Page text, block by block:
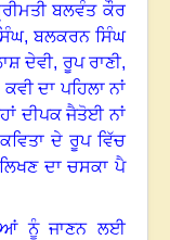
ਬਲਵੰਤ ਕੌਰ
,ਬਲਕਰਨ ਸਿੰਘ
ਦੇਵੀ, ਰੂਪ ਰਾਣੀ,
ਕਵੀ ਦਾ ਪਹਿਲਾ ਨਾਂ
ਦੀਪਕ ਜੈਤੋਈ ਨਾਂ
ਦੇ ਰੂਪ ਵਿੱਚ
ਦਾ ਚਸਕਾ ਪੈ
ਨੂੰ ਜਾਣਨ ਲਈ